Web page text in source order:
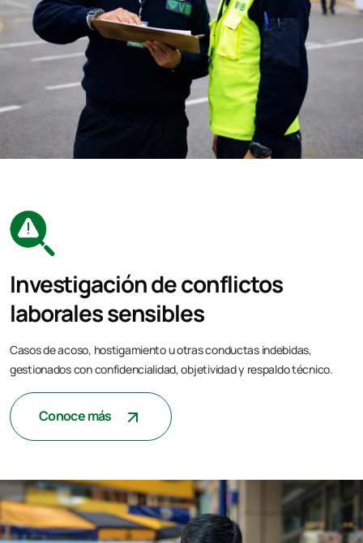
Investigación de conflictos
laborales sensibles
Casos de acoso, hostigamiento u otras conductas indebidas,
gestionados con confidencialidad, objetividad y respaldo técnico.
Conoce más